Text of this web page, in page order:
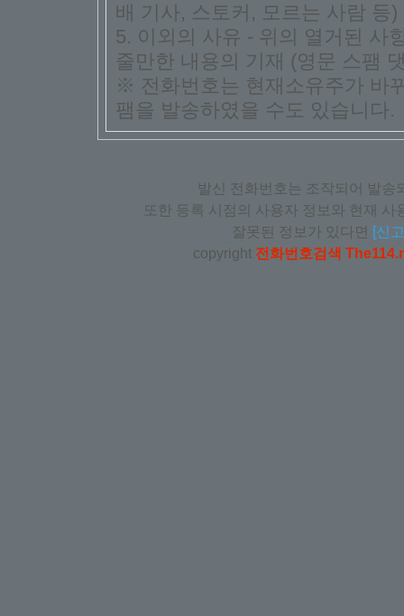
배 기사, 스토커, 모르는 사람 등)
5. 이외의 사유 - 위의 열거된 사
줄만한 내용의 기재 (영문 스팸
※ 전화번호는 현재소유주가 바
팸을 발송하였을 수도 있습니다.
발신 전화번호는 조작되어 발송
또한 등록 시점의 사용자 정보와 현재 사
잘못된 정보가 있다면 [신
copyright 전화번호검색